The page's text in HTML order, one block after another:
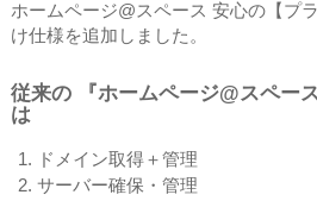
ホームページ@スペース 安心の【プ
け仕様を追加しました。
従来の 『ホームページ@スペー
は
ドメイン取得＋管理
サーバー確保・管理